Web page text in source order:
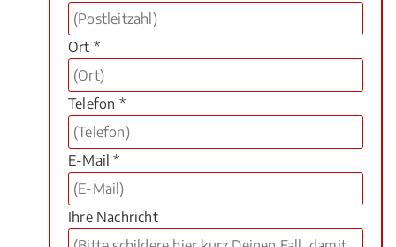
Ort *
Telefon *
E-Mail *
Ihre Nachricht